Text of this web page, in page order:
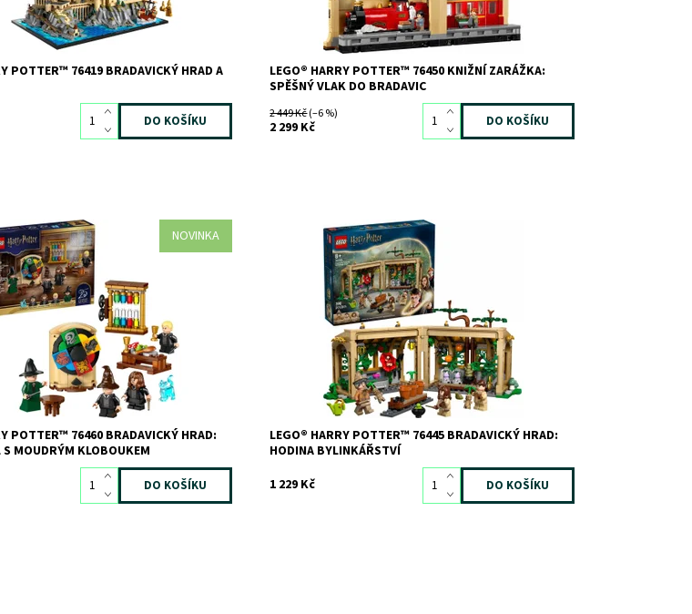
POTTER™ 76419 BRADAVICKÝ HRAD A
LEGO
LEGO® HARRY POTTER™ 76450 KNIŽNÍ ZARÁŽKA:
SPĚŠNÝ VLAK DO BRADAVIC
2 449 Kč(–6 %)
2 299 Kč
NOVINKA
ceremoniál s moudrým kloboukem v
hradu z filmu Harry Potter a Kámen
stavebnicí LEGO® Harry Potter™ (76460)
Skladem>3
POTTER™ 76460 BRADAVICKÝ HRAD:
S MOUDRÝM KLOBOUKEM
Starejte se o kouzelné rostliny s Nevillem
Longbottomem a Hermionou Grangerovou na hodině
bylinkářství! Připojte se k profesorce Prýtové na
hodině ve skleníku. Pomocí konve a nůžek můžete
pečovat o úponici jedovatou, Mimbulus Mimbletonii a
černovřes....
Dostupnost:
Skladem3
12516
LEGO
LEGO® HARRY POTTER™ 76445 BRADAVICKÝ HRAD:
HODINA BYLINKÁŘSTVÍ
1 229 Kč